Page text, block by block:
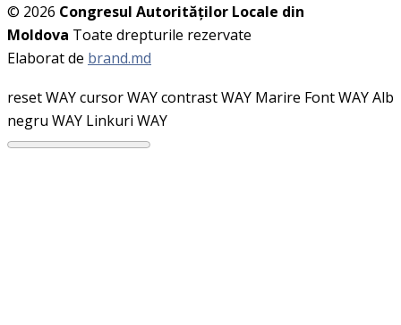
© 2026 Congresul Autorităţilor Locale din
Moldova Toate drepturile rezervate
Elaborat de brand.md
reset WAYcursor WAYcontrast WAY Marire Font WAYAlb
negru WAY Linkuri WAY